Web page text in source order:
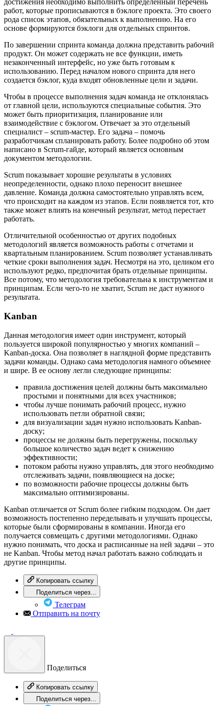
достижения необходимо выполнить определенный перечень
работ, которые прописываются в бэклоге проекта. Это своего
рода список этапов, обязательных к выполнению. На его
основе формируются бэклоги для отдельных спринтов.
По завершении спринта команда должна представить рабочий
продукт. Он может содержать не все функции, иметь
незаконченный интерфейс, но уже быть готовым к
использованию. Перед началом нового спринта для него
создается бэклог, куда входят обновленные цели и задачи.
Чтобы в процессе выполнения задач команда не отклонялась
от главной цели, используются специальные события. Это
может быть приоритизация, планирование или
взаимодействие с бэклогом. Отвечает за это отдельный
специалист – scrum-мастер. Его задача – помочь
разработчикам спланировать работу. Более подробно об этом
написано в Scrum-гайде, который является основным
документом методологии.
Scrum показывает хорошие результаты в условиях
неопределенности, однако плохо переносит внешнее
давление. Команда должна самостоятельно управлять всем,
что происходит на каждом из этапов. Если появляется тот, кто
также может влиять на конечный результат, метод перестает
работать.
Отличительной особенностью от других подобных
методологий является возможность работы с отчетами и
квартальным планированием. Scrum позволяет устанавливать
четкие сроки выполнения задач. Несмотря на это, целиком его
используют редко, предпочитая брать отдельные принципы.
Все потому, что методология требовательна к инструментам и
принципам. Если чего-то не хватит, Scrum не даст нужного
результата.
Kanban
Данная методология имеет один инструмент, который
пользуется широкой популярностью у многих компаний –
Kanban-доска. Она позволяет в наглядной форме представить
задачи команды. Однако сама методология намного объемнее
и шире. В ее основу легли следующие принципы:
правила достижения целей должны быть максимально
простыми и понятными для всех участников;
чтобы лучше понимать рабочий процесс, нужно
использовать петли обратной связи;
для визуализации задач нужно использовать Kanban-
доску;
процессы не должны быть перегружены, поскольку
большое количество задач ведет к снижению
эффективности;
потоком работы нужно управлять, для этого необходимо
отслеживать задачи, появляющиеся на доске;
по возможности рабочие процессы должны быть
максимально оптимизированы.
Kanban отличается от Scrum более гибким подходом. Он дает
возможность постепенно переделывать и улучшать процессы,
которые были сформированы в компании. Иногда его
получается совмещать с другими методологиями. Однако
нужно понимать, что доска и расписанные на ней задачи – это
не Kanban. Чтобы метод начал работать важно соблюдать и
другие принципы.
Копировать ссылку
Поделиться через...
Телеграм
Отправить на почту
Поделиться
Копировать ссылку
Поделиться через...